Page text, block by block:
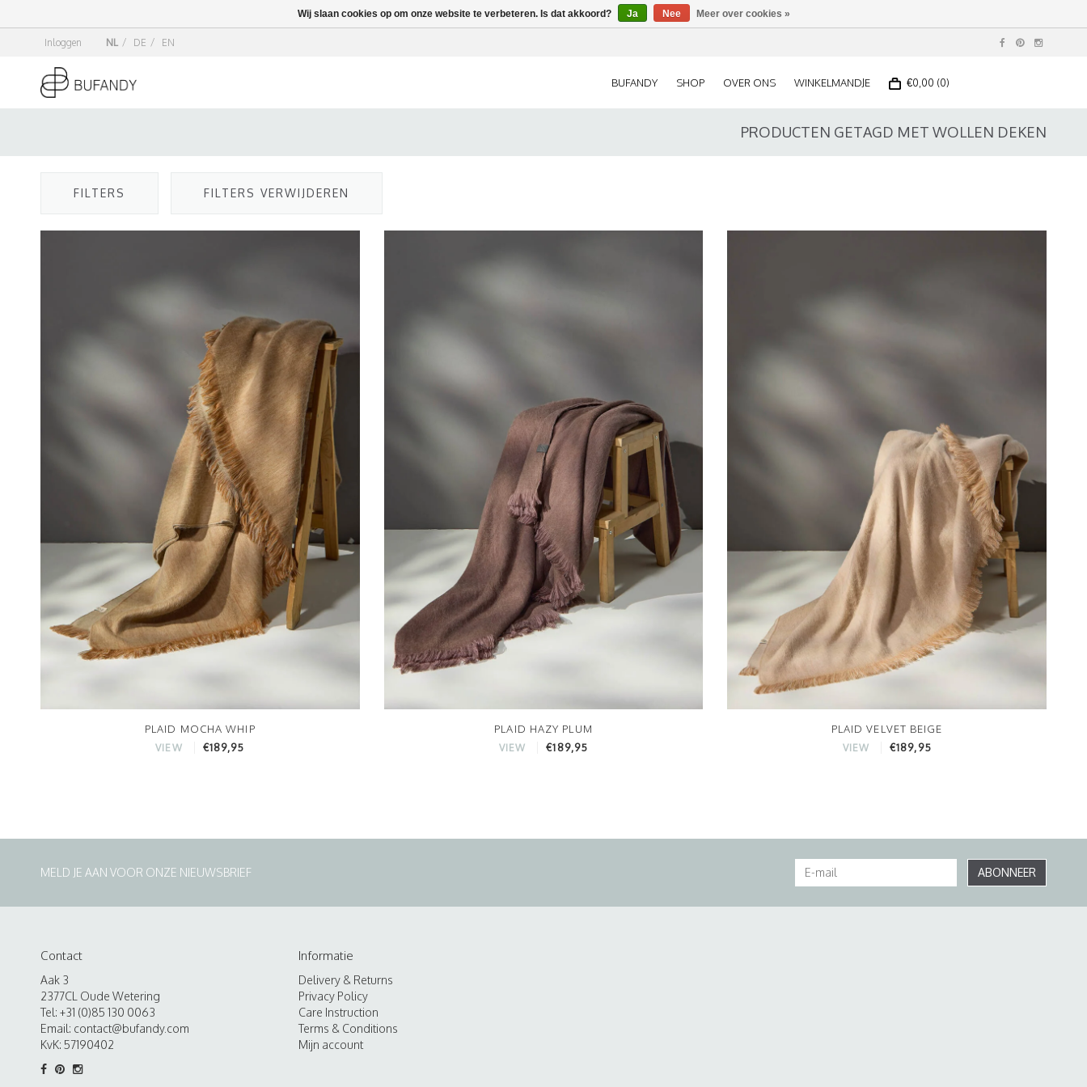
Inloggen NL / DE / EN
BUFANDY SHOP OVER ONS WINKELMANDJE €0,00 (0)
PRODUCTEN GETAGD MET WOLLEN DEKEN
FILTERS FILTERS VERWIJDEREN
PLAID MOCHA WHIP
VIEW €189,95
PLAID HAZY PLUM
VIEW €189,95
PLAID VELVET BEIGE
VIEW €189,95
MELD JE AAN VOOR ONZE NIEUWSBRIEF ABONNEER
Contact
Aak 3
2377CL Oude Wetering
Tel: +31 (0)85 130 0063
Email: contact@bufandy.com
KvK: 57190402
Informatie
Delivery & Returns
Privacy Policy
Care Instruction
Terms & Conditions
Mijn account
Wij slaan cookies op om onze website te verbeteren. Is dat akkoord? Ja Nee Meer over cookies »